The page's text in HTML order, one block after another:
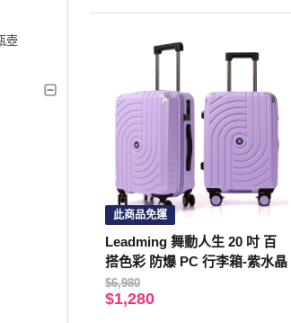
壺
此商品免運
Leadming 舞動人生 20 吋 百
搭色彩 防爆 PC 行李箱-紫水晶
$6,980
$1,280